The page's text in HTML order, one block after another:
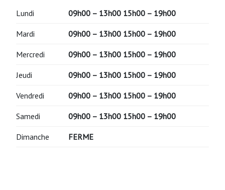
Lundi 09h00 – 13h00 15h00 – 19h00
Mardi 09h00 – 13h00 15h00 – 19h00
Mercredi 09h00 – 13h00 15h00 – 19h00
Jeudi 09h00 – 13h00 15h00 – 19h00
Vendredi 09h00 – 13h00 15h00 – 19h00
Samedi 09h00 – 13h00 15h00 – 19h00
Dimanche FERME